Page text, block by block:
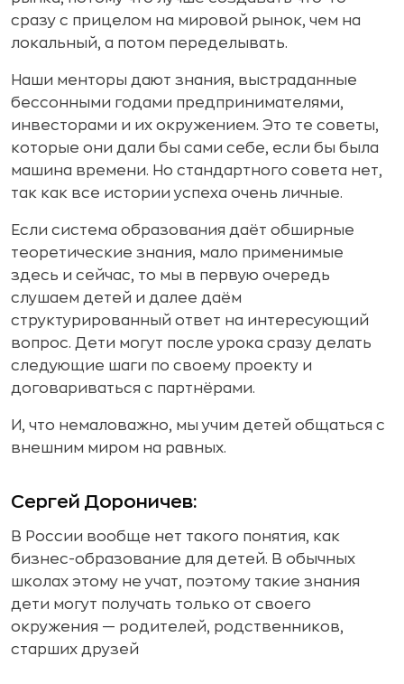
сразу с прицелом на мировой рынок, чем на
локальный, а потом переделывать.
Наши менторы дают знания, выстраданные
бессонными годами предпринимателями,
инвесторами и их окружением. Это те советы,
которые они дали бы сами себе, если бы была
машина времени. Но стандартного совета нет,
так как все истории успеха очень личные.
Если система образования даёт обширные
теоретические знания, мало применимые
здесь и сейчас, то мы в первую очередь
слушаем детей и далее даём
структурированный ответ на интересующий
вопрос. Дети могут после урока сразу делать
следующие шаги по своему проекту и
договариваться с партнёрами.
И, что немаловажно, мы учим детей общаться с
внешним миром на равных.
Сергей Дороничев:
В России вообще нет такого понятия, как
бизнес-образование для детей. В обычных
школах этому не учат, поэтому такие знания
дети могут получать только от своего
окружения — родителей, родственников,
старших друзей